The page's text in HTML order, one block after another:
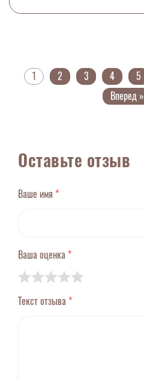
1 2 3 4 5
Вперед »
Оставьте отзыв
Ваше имя *
Ваша оценка *
Текст отзыва *